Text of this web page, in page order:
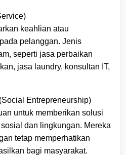
keahlian atau
pelanggan. Jenis
seperti jasa perbaikan
jasa laundry, konsultan IT,
Entrepreneurship)
untuk memberikan solusi
dan lingkungan. Mereka
tetap memperhatikan
bagi masyarakat.